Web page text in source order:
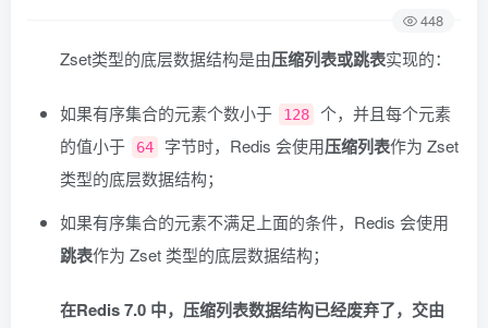
448
Zset类型的底层数据结构是由压缩列表或跳表实现的：
如果有序集合的元素个数小于 128
个，并且每个元素
的值小于
64 字节时，Redis 会使用压缩列表作为 Zset
类型的底层数据结构；
如果有序集合的元素不满足上面的条件，Redis 会使用
跳表作为 Zset 类型的底层数据结构；
在Redis 7.0 中，压缩列表数据结构已经废弃了，交由